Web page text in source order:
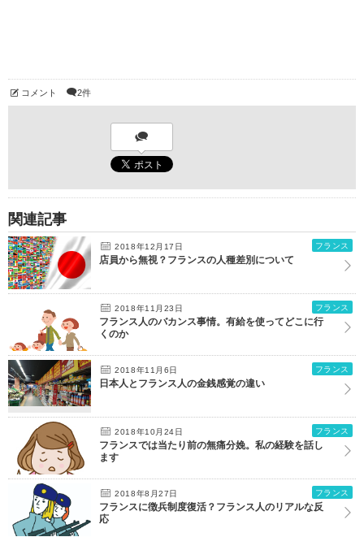
コメント 2件
関連記事
2018年12月17日 フランス
店員から無視？フランスの人種差別について
2018年11月23日 フランス
フランス人のバカンス事情。有給を使ってどこに行
くのか
2018年11月6日 フランス
日本人とフランス人の金銭感覚の違い
2018年10月24日 フランス
フランスでは当たり前の無痛分娩。私の経験を話し
ます
2018年8月27日 フランス
フランスに徴兵制度復活？フランス人のリアルな反
応